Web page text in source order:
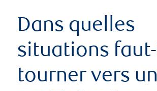
Dans quelles
situations
tourner vers